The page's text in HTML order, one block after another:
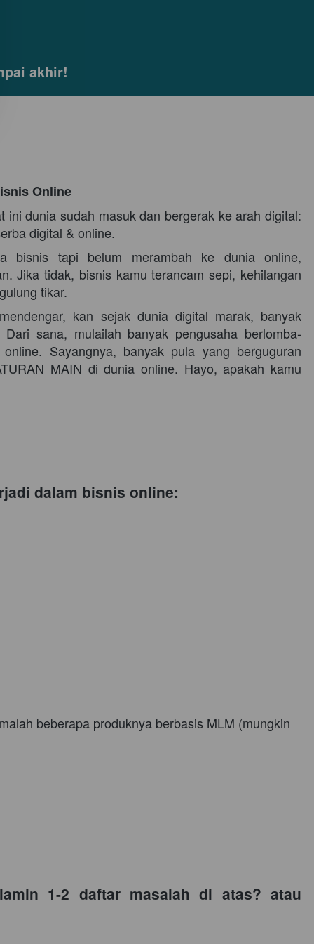
akhir!
Online
ini dunia sudah masuk dan bergerak ke arah digital:
digital & online.
bisnis tapi belum merambah ke dunia online,
Jika tidak, bisnis kamu terancam sepi, kehilangan
tikar.
kan sejak dunia digital marak, banyak
sana, mulailah banyak pengusaha berlomba-
Sayangnya, banyak pula yang berguguran
MAIN di dunia online. Hayo, apakah kamu
dalam bisnis online:
beberapa produknya berbasis MLM (mungkin
1-2 daftar masalah di atas? atau